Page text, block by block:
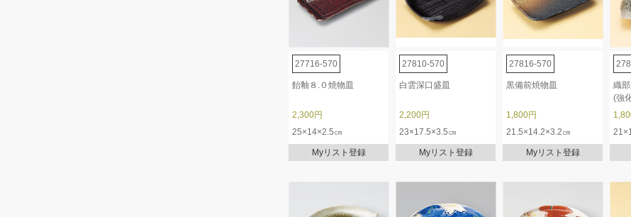
27716-570 27810-570 27816-570
飴釉８.０焼物皿 白雲深口盛皿 黒備前焼物皿
織
(強
2,300円 2,200円 1,800円
25×14×2.5㎝
23×17.5×3.5㎝ 21.5×14.2×3.2㎝
Myリスト登録 Myリスト登録 Myリスト登録